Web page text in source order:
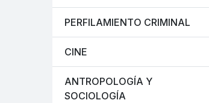
PERFILAMIENTO CRIMINAL
CINE
ANTROPOLOGÍA Y
SOCIOLOGÍA